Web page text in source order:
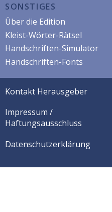
SONSTIGES
Über die Edition
Kleist-Wörter-Rätsel
Handschriften-Simulator
Handschriften-Fonts
Kontakt Herausgeber
Impressum /
Haftungsausschluss
Datenschutzerklärung